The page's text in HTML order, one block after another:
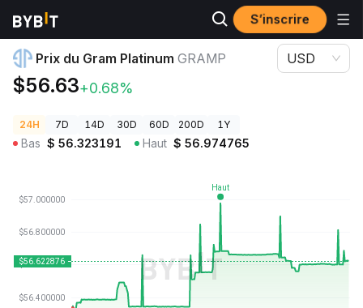
S’inscrire
Prix des cryptos Prix du Gram Platinum GRAMP
Prix du Gram Platinum GRAMP
$56.63+0.68%
USD
24H 7D 14D 30D 60D 200D 1Y
Bas $ 56.323191 Haut $ 56.974765